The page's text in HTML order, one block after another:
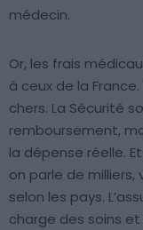
médecin.
Or, les frais
à ceux de la
chers. La Sécurité
remboursement,
la dépense réelle.
on parle de milliers,
selon les pays.
charge des soins